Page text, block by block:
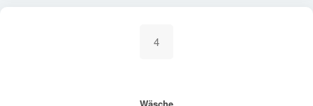
4
Wäsche